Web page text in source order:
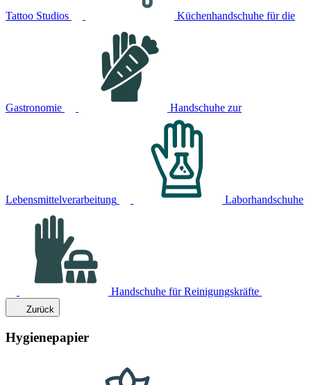
Tattoo Studios Küchenhandschuhe für die
Gastronomie Handschuhe zur
Lebensmittelverarbeitung Laborhandschuhe
Handschuhe für Reinigungskräfte
Zurück
Hygienepapier